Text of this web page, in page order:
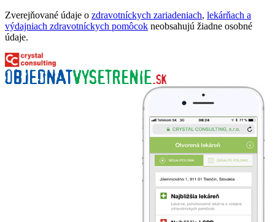
Zverejňované údaje o zdravotníckych zariadeniach, lekárňach a
výdajniach zdravotníckych pomôcok neobsahujú žiadne osobné
údaje.